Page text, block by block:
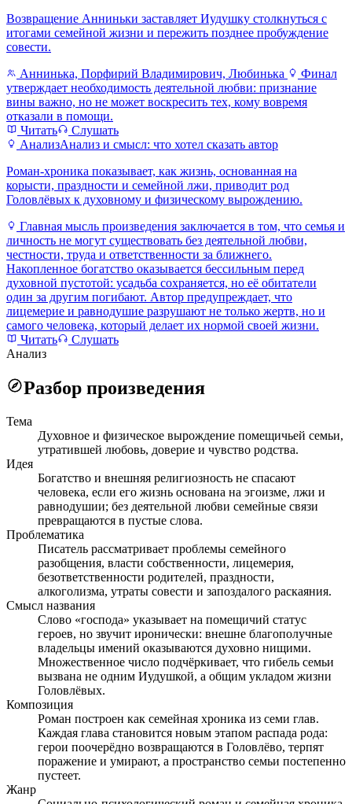
Возвращение Анниньки заставляет Иудушку столкнуться с
итогами семейной жизни и пережить позднее пробуждение
совести.
Аннинька, Порфирий Владимирович, Любинька
Финал
утверждает необходимость деятельной любви: признание
вины важно, но не может воскресить тех, кому вовремя
отказали в помощи.
Читать
Слушать
АнализАнализ и смысл: что хотел сказать автор
Роман-хроника показывает, как жизнь, основанная на
корысти, праздности и семейной лжи, приводит род
Головлёвых к духовному и физическому вырождению.
Главная мысль произведения заключается в том, что семья и
личность не могут существовать без деятельной любви,
честности, труда и ответственности за ближнего.
Накопленное богатство оказывается бессильным перед
духовной пустотой: усадьба сохраняется, но её обитатели
один за другим погибают. Автор предупреждает, что
лицемерие и равнодушие разрушают не только жертв, но и
самого человека, который делает их нормой своей жизни.
Читать
Слушать
Анализ
Разбор произведения
Тема
Духовное и физическое вырождение помещичьей семьи,
утратившей любовь, доверие и чувство родства.
Идея
Богатство и внешняя религиозность не спасают
человека, если его жизнь основана на эгоизме, лжи и
равнодушии; без деятельной любви семейные связи
превращаются в пустые слова.
Проблематика
Писатель рассматривает проблемы семейного
разобщения, власти собственности, лицемерия,
безответственности родителей, праздности,
алкоголизма, утраты совести и запоздалого раскаяния.
Смысл названия
Слово «господа» указывает на помещичий статус
героев, но звучит иронически: внешне благополучные
владельцы имений оказываются духовно нищими.
Множественное число подчёркивает, что гибель семьи
вызвана не одним Иудушкой, а общим укладом жизни
Головлёвых.
Композиция
Роман построен как семейная хроника из семи глав.
Каждая глава становится новым этапом распада рода:
герои поочерёдно возвращаются в Головлёво, терпят
поражение и умирают, а пространство семьи постепенно
пустеет.
Жанр